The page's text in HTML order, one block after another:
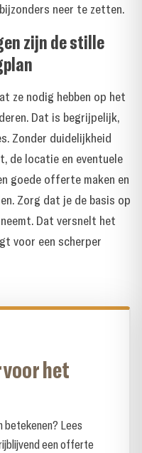
neer te zetten.
zijn de stille
ze nodig hebben op het
Dat is begrijpelijk,
Zonder duidelijkheid
de locatie en eventuele
goede offerte maken en
Zorg dat je de basis op
Dat versnelt het
voor een scherper
het
betekenen? Lees
een offerte